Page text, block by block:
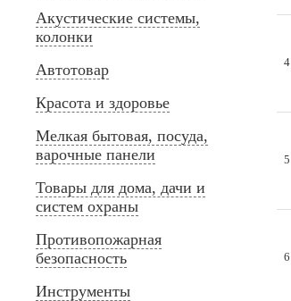
Акустические системы,
колонки
Автотовар
Красота и здоровье
Мелкая бытовая, посуда,
варочные панели
Товары для дома, дачи и
систем охраны
Противопожарная
безопасность
Инструменты
4
5
6